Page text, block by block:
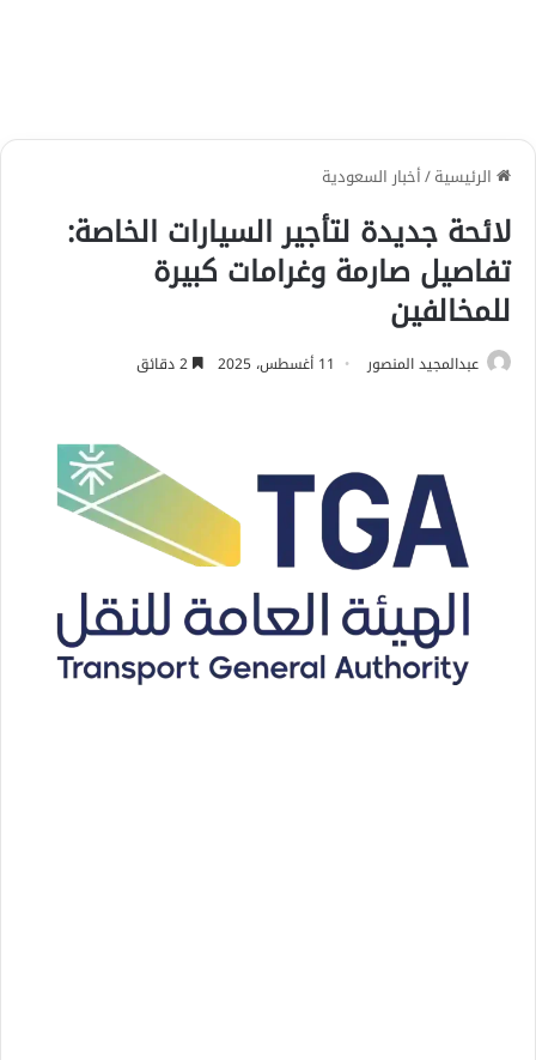
الرئيسية/أخبار السعودية
لائحة جديدة لتأجير السيارات الخاصة:
تفاصيل صارمة وغرامات كبيرة
للمخالفين
عبدالمجيد المنصور 11 أغسطس، 2025